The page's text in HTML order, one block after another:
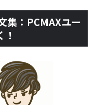
集：PCMAXユー